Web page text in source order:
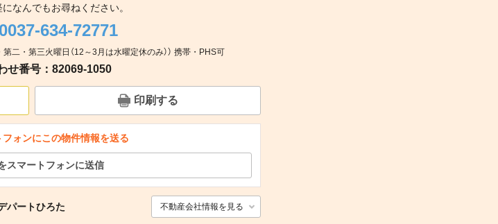
なんでもお尋ねください。
0037-634-72771
二・第三火曜日（12～3月は水曜定休のみ）） 携帯・PHS可
せ番号：82069-1050
印刷する
ォンにこの物件情報を送る
スマートフォンに送信
パートひろた 不動産会社情報を見る